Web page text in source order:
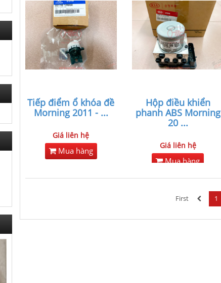
Tiếp điểm ổ khóa đề
Morning 2011 - ...
Giá liên hệ
Mua hàng
Hộp điều khiển
phanh ABS Morning
20...
Giá liên hệ
Mua hàng
First 1